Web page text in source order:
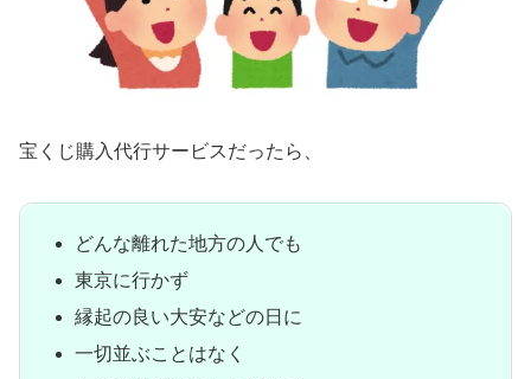
宝くじ購入代行サービスだったら、
どんな離れた地方の人でも
東京に行かず
縁起の良い大安などの日に
一切並ぶことはなく